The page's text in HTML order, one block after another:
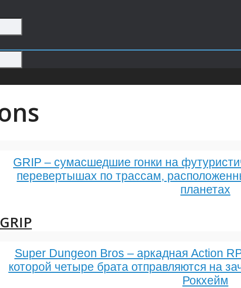
GRIP – сумасшедшие гонки на
перевертышах по трассам,
планетах
GRIP
Super Dungeon Bros – аркадная Action
которой четыре брата отправляются на
Рокхейм